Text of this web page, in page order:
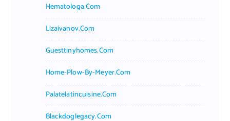
Hematologa.com
Lizaivanov.com
Guesttinyhomes.com
Home-Plow-By-Meyer.com
Palatelatincuisine.com
Blackdoglegacy.com